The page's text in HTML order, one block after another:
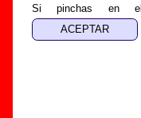
Si pinchas en
encuentras errores o
ayudar a
completar